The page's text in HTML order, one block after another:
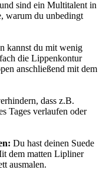
sind ein Multitalent in
warum du unbedingt
kannst du mit wenig
die Lippenkontur
anschließend mit dem
dass z.B.
Tages verlaufen oder
Du hast deinen Suede
dem matten Lipliner
ausmalen.